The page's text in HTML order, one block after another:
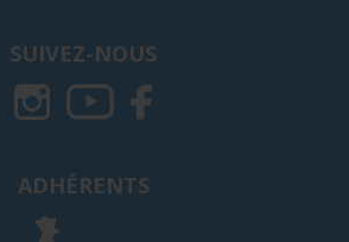
SUIVEZ-NOUS
ADHÉRENTS